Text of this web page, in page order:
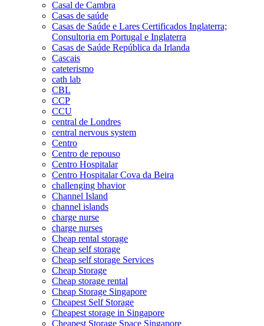
Casal de Cambra
Casas de saúde
Casas de Saúde e Lares Certificados Inglaterra;
Consultoria em Portugal e Inglaterra
Casas de Saúde República da Irlanda
Cascais
cateterismo
cath lab
CBL
CCP
CCU
central de Londres
central nervous system
Centro
Centro de repouso
Centro Hospitalar
Centro Hospitalar Cova da Beira
challenging bhavior
Channel Island
channel islands
charge nurse
charge nurses
Cheap rental storage
Cheap self storage
Cheap self storage Services
Cheap Storage
Cheap storage rental
Cheap Storage Singapore
Cheapest Self Storage
Cheapest storage in Singapore
Cheapest Storage Space Singapore